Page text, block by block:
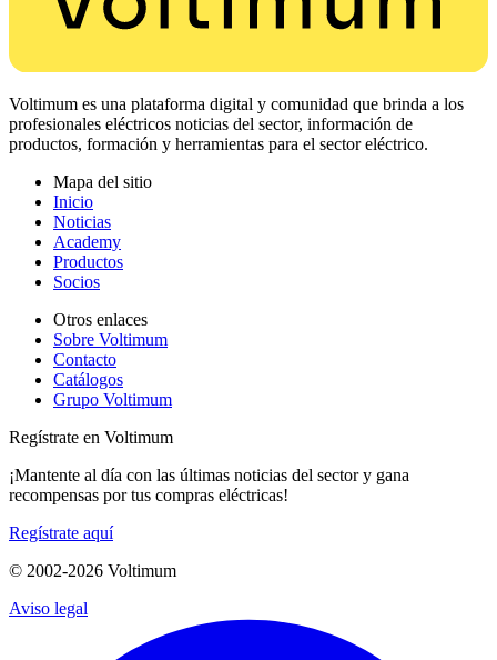
Voltimum es una plataforma digital y comunidad que brinda a los
profesionales eléctricos noticias del sector, información de
productos, formación y herramientas para el sector eléctrico.
Mapa del sitio
Inicio
Noticias
Academy
Productos
Socios
Otros enlaces
Sobre Voltimum
Contacto
Catálogos
Grupo Voltimum
Regístrate en Voltimum
¡Mantente al día con las últimas noticias del sector y gana
recompensas por tus compras eléctricas!
Regístrate aquí
© 2002-2026 Voltimum
Aviso legal